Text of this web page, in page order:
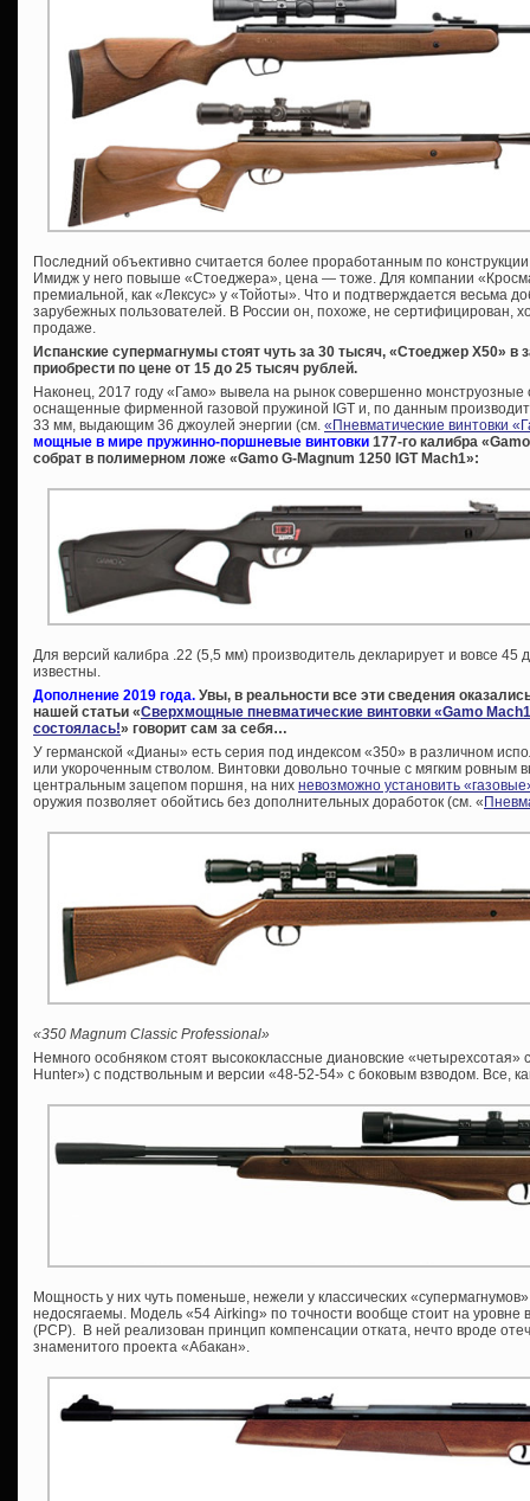
Последний объективно считается более проработанным по
Имидж у него повыше «Стоеджера», цена — тоже. Для компании
премиальной, как «Лексус» у «Тойоты». Что и подтверждается весьма
зарубежных пользователей. В России он, похоже, не сертифицирован,
продаже.
Испанские супермагнумы стоят чуть за 30 тысяч, «Стоеджер Х50»
приобрести по цене от 15 до 25 тысяч рублей.
Наконец, 2017 году «Гамо» вывела на рынок совершенно
оснащенные фирменной газовой пружиной IGT и, по данным
33 мм, выдающим 36 джоулей энергии (см. «Пневматические винтовки
мощные в мире пружинно-поршневые винтовки 177-го калибра
собрат в полимерном ложе «Gamo G-Magnum 1250 IGT Mach1»:
Для версий калибра .22 (5,5 мм) производитель декларирует и вовсе 45
известны.
Дополнение 2019 года. Увы, в реальности все эти сведения
нашей статьи «Сверхмощные пневматические винтовки «Gamo
состоялась!» говорит сам за себя…
У германской «Дианы» есть серия под индексом «350» в различном
или укороченным стволом. Винтовки довольно точные с мягким ровным
центральным зацепом поршня, на них невозможно установить
оружия позволяет обойтись без дополнительных доработок (см. «
«350 Magnum Classic Professional»
Немного особняком стоят высококлассные диановские
Hunter») с подствольным и версии «48-52-54» c боковым взводом. Все,
Мощность у них чуть поменьше, нежели у классических
недосягаемы. Модель «54 Airking» по точности вообще стоит на уровне
(PCP). В ней реализован принцип компенсации отката, нечто вроде
знаменитого проекта «Абакан».